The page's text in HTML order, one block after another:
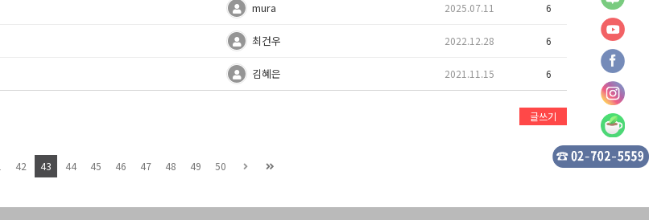
mura 2025.07.11 6
최건우 2022.12.28 6
김혜은 2021.11.15 6
글쓰기
42 43 44 45 46 47 48 49 50